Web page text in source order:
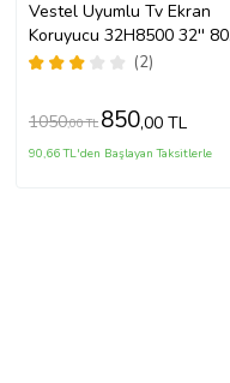
Vestel Uyumlu Tv Ekran
Koruyucu 32H8500 32'' 80
Ekran HD Ready TV
(2)
1050,00 TL 850,00 TL
90,66 TL'den Başlayan Taksitlerle